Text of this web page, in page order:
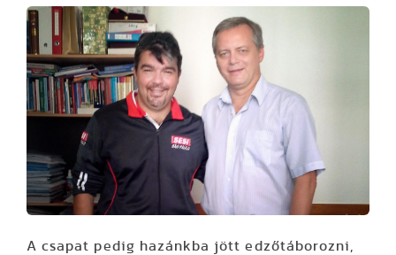
A csapat pedig hazánkba jött edzőtáborozni,